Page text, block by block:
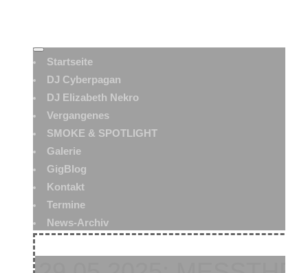
Startseite
DJ Cyberpagan
DJ Elizabeth Nekro
Vergangenes
SMOKE & SPOTLIGHT
Galerie
GigBlog
Kontakt
Termine
News-Archiv